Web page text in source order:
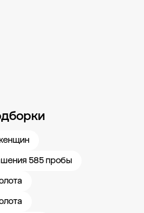
585 пробы
Блог